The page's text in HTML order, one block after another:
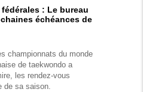
: Le bureau
échéances de
championnats du monde
de taekwondo a
les rendez-vous
de sa saison.